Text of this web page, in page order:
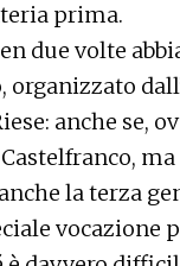
prima.
due volte
organizzato
anche se,
la terza
vocazione